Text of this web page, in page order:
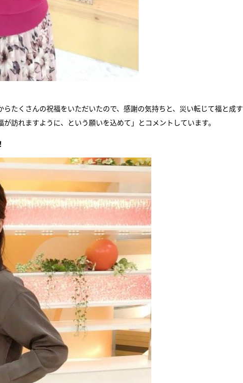
たくさんの祝福をいただいたので、感謝の気持ちと、災い転じて福と成す
訪れますように、という願いを込めて」とコメントしています。